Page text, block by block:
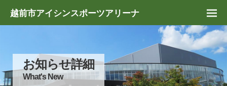
越前市アイシンスポーツアリーナ
お知らせ詳細
What's New